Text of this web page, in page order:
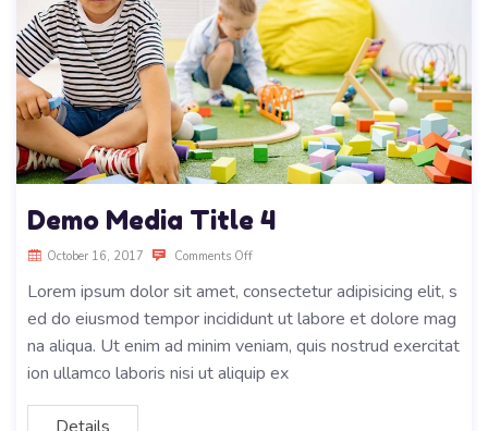
Demo Media Title 4
October 16, 2017 Comments Off
Lorem ipsum dolor sit amet, consectetur adipisicing elit, s
ed do eiusmod tempor incididunt ut labore et dolore mag
na aliqua. Ut enim ad minim veniam, quis nostrud exercitat
ion ullamco laboris nisi ut aliquip ex